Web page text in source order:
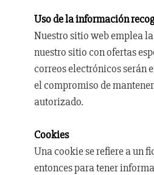
Uso de la información
Nuestro sitio web emplea
nuestro sitio con ofertas
correos electrónicos serán
el compromiso de
autorizado.
Cookies
Una cookie se refiere a un
entonces para tener